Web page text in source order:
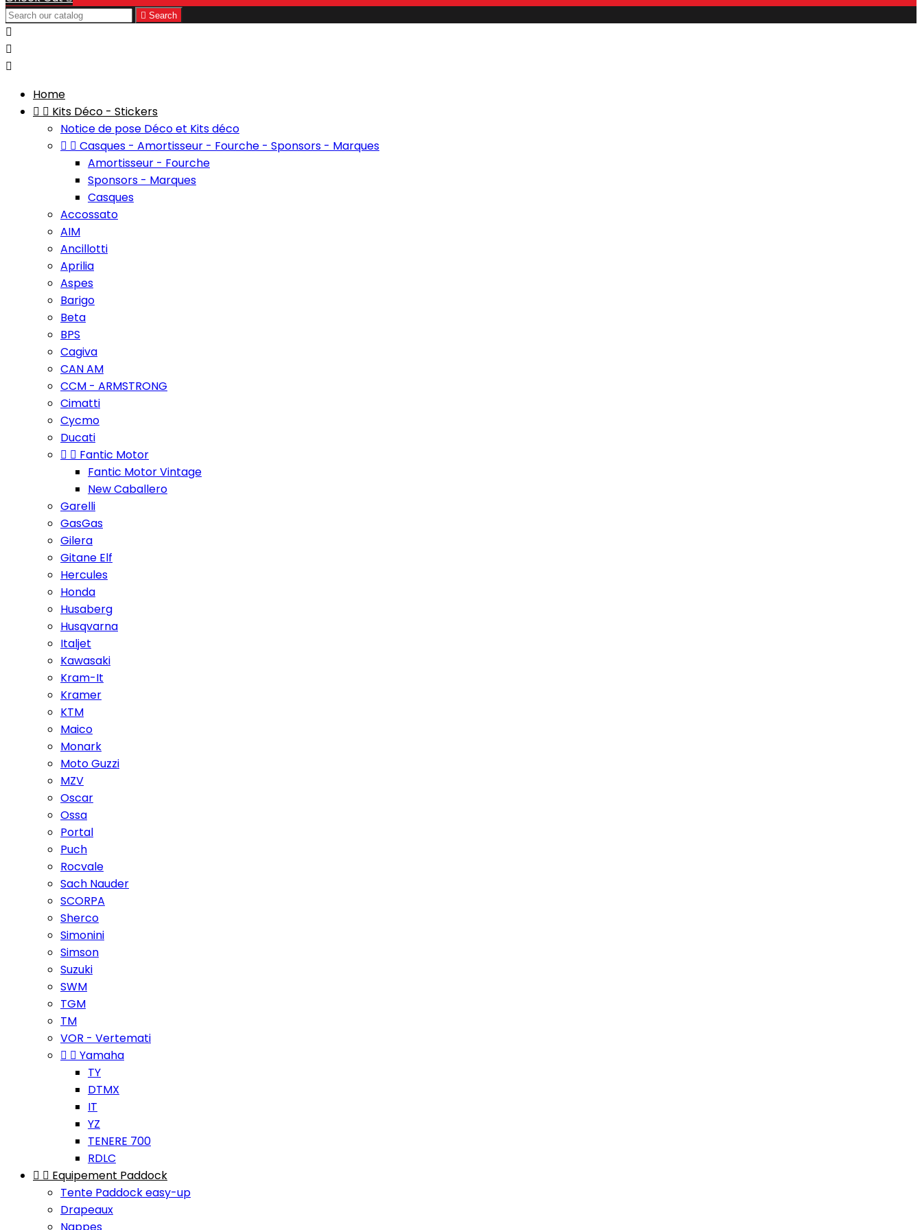
 Search



Home
  Kits Déco - Stickers
Notice de pose Déco et Kits déco
  Casques - Amortisseur - Fourche - Sponsors - Marques
Amortisseur - Fourche
Sponsors - Marques
Casques
Accossato
AIM
Ancillotti
Aprilia
Aspes
Barigo
Beta
BPS
Cagiva
CAN AM
CCM - ARMSTRONG
Cimatti
Cycmo
Ducati
  Fantic Motor
Fantic Motor Vintage
New Caballero
Garelli
GasGas
Gilera
Gitane Elf
Hercules
Honda
Husaberg
Husqvarna
Italjet
Kawasaki
Kram-It
Kramer
KTM
Maico
Monark
Moto Guzzi
MZV
Oscar
Ossa
Portal
Puch
Rocvale
Sach Nauder
SCORPA
Sherco
Simonini
Simson
Suzuki
SWM
TGM
TM
VOR - Vertemati
  Yamaha
TY
DTMX
IT
YZ
TENERE 700
RDLC
  Equipement Paddock
Tente Paddock easy-up
Drapeaux